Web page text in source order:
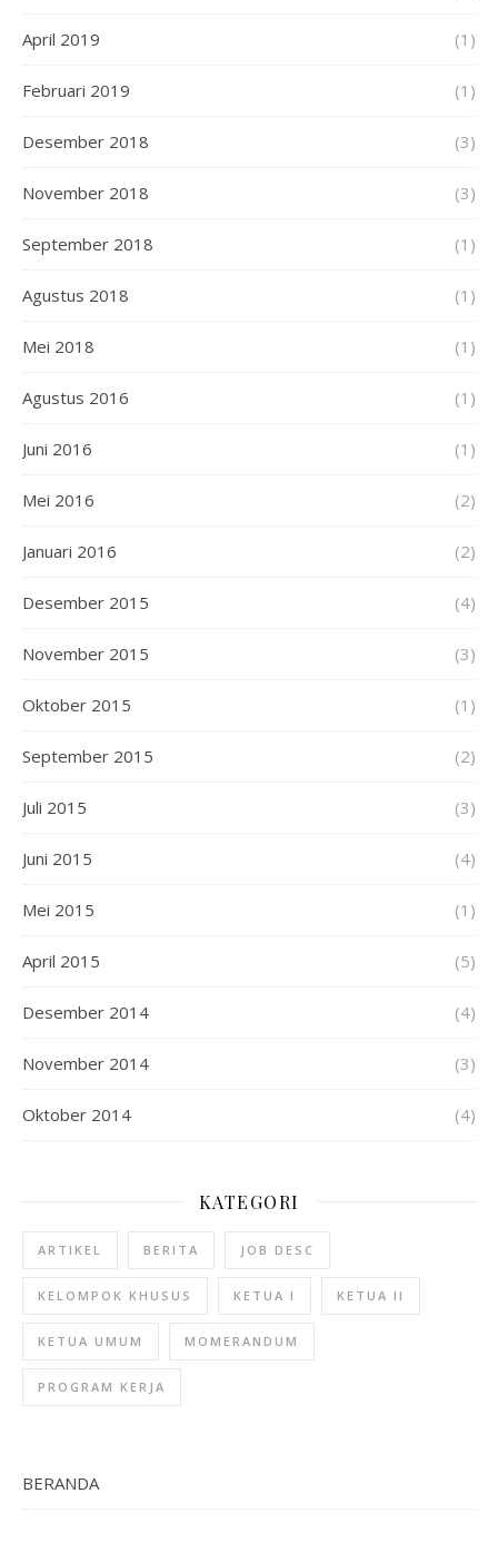
April 2019 (1)
Februari 2019 (1)
Desember 2018 (3)
November 2018 (3)
September 2018 (1)
Agustus 2018 (1)
Mei 2018 (1)
Agustus 2016 (1)
Juni 2016 (1)
Mei 2016 (2)
Januari 2016 (2)
Desember 2015 (4)
November 2015 (3)
Oktober 2015 (1)
September 2015 (2)
Juli 2015 (3)
Juni 2015 (4)
Mei 2015 (1)
April 2015 (5)
Desember 2014 (4)
November 2014 (3)
Oktober 2014 (4)
KATEGORI
ARTIKEL BERITA JOB DESC
KELOMPOK KHUSUS KETUA I KETUA II
KETUA UMUM MOMERANDUM
PROGRAM KERJA
BERANDA